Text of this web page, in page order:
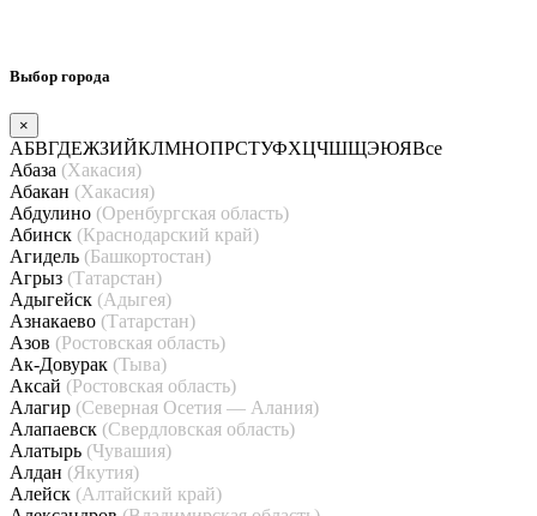
Выбор города
×
АБВГДЕЖЗИЙКЛМНОПРСТУФХЦЧШЩЭЮЯВсе
Абаза (Хакасия)
Абакан (Хакасия)
Абдулино (Оренбургская область)
Абинск (Краснодарский край)
Агидель (Башкортостан)
Агрыз (Татарстан)
Адыгейск (Адыгея)
Азнакаево (Татарстан)
Азов (Ростовская область)
Ак-Довурак (Тыва)
Аксай (Ростовская область)
Алагир (Северная Осетия — Алания)
Алапаевск (Свердловская область)
Алатырь (Чувашия)
Алдан (Якутия)
Алейск (Алтайский край)